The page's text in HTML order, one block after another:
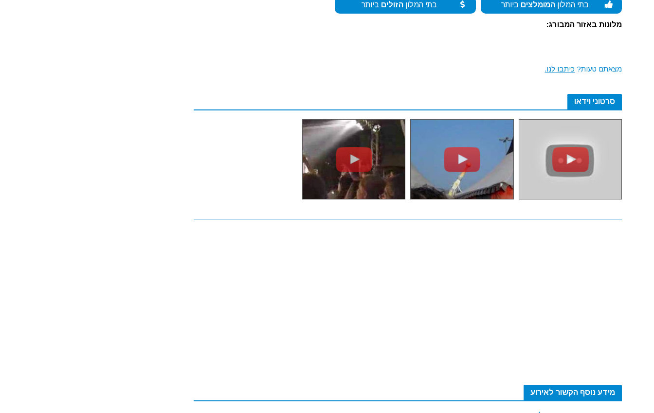
בתי המלון המומלצים ביותר בתי המלוןהזולים ביותר
מלונות באזור המבורג:
מצאתם טעות? כיתבו לנו.
סרטוני וידאו
מידע נוסף הקשור לאירוע